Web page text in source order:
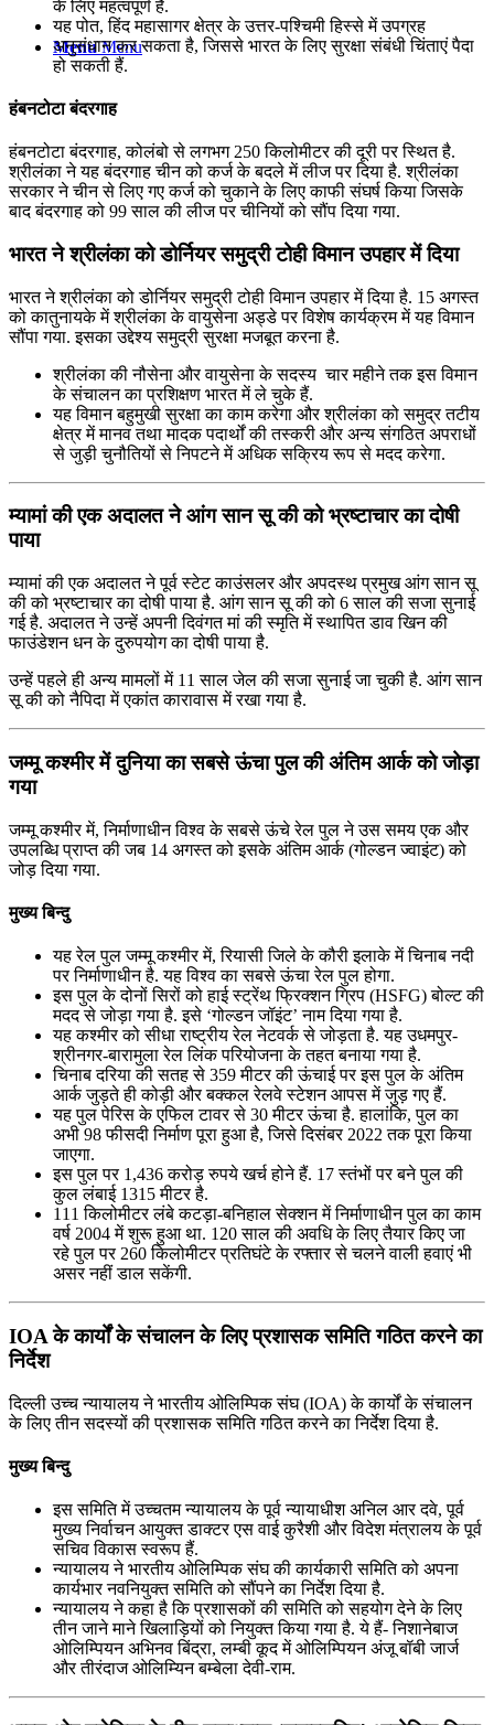
Menu Menu
के लिए महत्वपूर्ण है.
यह पोत, हिंद महासागर क्षेत्र के उत्तर-पश्चिमी हिस्से में उपग्रह
अनुसंधान कर सकता है, जिससे भारत के लिए सुरक्षा संबंधी चिंताएं पैदा
हो सकती हैं.
हंबनटोटा बंदरगाह
हंबनटोटा बंदरगाह, कोलंबो से लगभग 250 किलोमीटर की दूरी पर स्थित है.
श्रीलंका ने यह बंदरगाह चीन को कर्ज के बदले में लीज पर दिया है. श्रीलंका
सरकार ने चीन से लिए गए कर्ज को चुकाने के लिए काफी संघर्ष किया जिसके
बाद बंदरगाह को 99 साल की लीज पर चीनियों को सौंप दिया गया.
भारत ने श्रीलंका को डोर्नियर समुद्री टोही विमान उपहार में दिया
भारत ने श्रीलंका को डोर्नियर समुद्री टोही विमान उपहार में दिया है. 15 अगस्त
को कातुनायके में श्रीलंका के वायुसेना अड्डे पर विशेष कार्यक्रम में यह विमान
सौंपा गया. इसका उद्देश्य समुद्री सुरक्षा मजबूत करना है.
श्रीलंका की नौसेना और वायुसेना के सदस्य चार महीने तक इस विमान
के संचालन का प्रशिक्षण भारत में ले चुके हैं.
यह विमान बहुमुखी सुरक्षा का काम करेगा और श्रीलंका को समुद्र तटीय
क्षेत्र में मानव तथा मादक पदार्थों की तस्करी और अन्य संगठित अपराधों
से जुड़ी चुनौतियों से निपटने में अधिक सक्रिय रूप से मदद करेगा.
म्यामां की एक अदालत ने आंग सान सू की को भ्रष्टाचार का दोषी
पाया
म्यामां की एक अदालत ने पूर्व स्टेट काउंसलर और अपदस्थ प्रमुख आंग सान सू
की को भ्रष्टाचार का दोषी पाया है. आंग सान सू की को 6 साल की सजा सुनाई
गई है. अदालत ने उन्हें अपनी दिवंगत मां की स्मृति में स्थापित डाव खिन की
फाउंडेशन धन के दुरुपयोग का दोषी पाया है.
उन्हें पहले ही अन्य मामलों में 11 साल जेल की सजा सुनाई जा चुकी है. आंग सान
सू की को नैपिदा में एकांत कारावास में रखा गया है.
जम्मू कश्मीर में दुनिया का सबसे ऊंचा पुल की अंतिम आर्क को जोड़ा
गया
जम्मू कश्मीर में, निर्माणाधीन विश्व के सबसे ऊंचे रेल पुल ने उस समय एक और
उपलब्धि प्राप्त की जब 14 अगस्त को इसके अंतिम आर्क (गोल्डन ज्वाइंट) को
जोड़ दिया गया.
मुख्य बिन्दु
यह रेल पुल जम्मू कश्मीर में, रियासी जिले के कौरी इलाके में चिनाब नदी
पर निर्माणाधीन है. यह विश्व का सबसे ऊंचा रेल पुल होगा.
इस पुल के दोनों सिरों को हाई स्ट्रेंथ फ्रिक्शन ग्रिप (HSFG) बोल्ट की
मदद से जोड़ा गया है. इसे ‘गोल्डन जॉइंट’ नाम दिया गया है.
यह कश्मीर को सीधा राष्ट्रीय रेल नेटवर्क से जोड़ता है. यह उधमपुर-
श्रीनगर-बारामुला रेल लिंक परियोजना के तहत बनाया गया है.
चिनाब दरिया की सतह से 359 मीटर की ऊंचाई पर इस पुल के अंतिम
आर्क जुड़ते ही कोड़ी और बक्कल रेलवे स्टेशन आपस में जुड़ गए हैं.
यह पुल पेरिस के एफिल टावर से 30 मीटर ऊंचा है. हालांकि, पुल का
अभी 98 फीसदी निर्माण पूरा हुआ है, जिसे दिसंबर 2022 तक पूरा किया
जाएगा.
इस पुल पर 1,436 करोड़ रुपये खर्च होने हैं. 17 स्तंभों पर बने पुल की
कुल लंबाई 1315 मीटर है.
111 किलोमीटर लंबे कटड़ा-बनिहाल सेक्शन में निर्माणाधीन पुल का काम
वर्ष 2004 में शुरू हुआ था. 120 साल की अवधि के लिए तैयार किए जा
रहे पुल पर 260 किलोमीटर प्रतिघंटे के रफ्तार से चलने वाली हवाएं भी
असर नहीं डाल सकेंगी.
IOA के कार्यों के संचालन के लिए प्रशासक समिति गठित करने का
निर्देश
दिल्ली उच्च न्यायालय ने भारतीय ओलिम्पिक संघ (IOA) के कार्यों के संचालन
के लिए तीन सदस्यों की प्रशासक समिति गठित करने का निर्देश दिया है.
मुख्य बिन्दु
इस समिति में उच्चतम न्यायालय के पूर्व न्यायाधीश अनिल आर दवे, पूर्व
मुख्य निर्वाचन आयुक्त डाक्टर एस वाई कुरैशी और विदेश मंत्रालय के पूर्व
सचिव विकास स्वरूप हैं.
न्यायालय ने भारतीय ओलिम्पिक संघ की कार्यकारी समिति को अपना
कार्यभार नवनियुक्त समिति को सौंपने का निर्देश दिया है.
न्यायालय ने कहा है कि प्रशासकों की समिति को सहयोग देने के लिए
तीन जाने माने खिलाड़ियों को नियुक्त किया गया है. ये हैं- निशानेबाज
ओलिम्पियन अभिनव बिंद्रा, लम्‍बी कूद में ओलिम्पियन अंजू बॉबी जार्ज
और तीरंदाज ओलिम्यिन बम्‍बेला देवी-राम.